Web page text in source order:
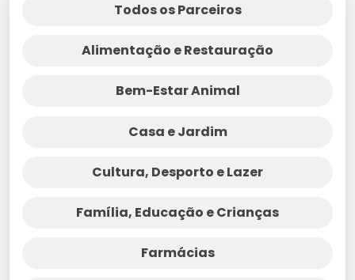
Todos os Parceiros
Alimentação e Restauração
Bem-Estar Animal
Casa e Jardim
Cultura, Desporto e Lazer
Família, Educação e Crianças
Farmácias